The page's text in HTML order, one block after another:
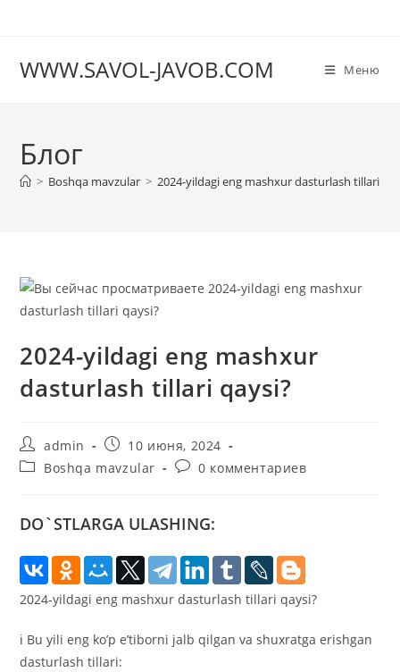
WWW.SAVOL-JAVOB.COM Меню
Блог
> Boshqa mavzular > 2024-yildagi eng mashxur dasturlash tillari
2024-yildagi eng mashxur
dasturlash tillari qaysi?
Автор
записи:
admin
Запись
опубликована:
10 июня, 2024
РубрикаBoshqa mavzular
Комментарии
0 комментариев
DO`STLARGA ULASHING:
2024-yildagi eng mashxur dasturlash tillari qaysi?
ℹ️ Bu yili eng ko’p e’tiborni jalb qilgan va shuxratga erishgan
dasturlash tillari: